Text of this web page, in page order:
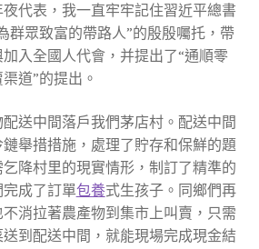
代表，我一直牢牢記住習近平總書
群眾致富的帶路人”的殷殷囑托，帶
入全國人代會，并提出了“通順零
道”的提出。
送中間落戶我們茅店村。配送中間
舉措措施，處理了貯存和保鮮的題
降村里的現實情形，制訂了精準的
成了訂單包養式生孩子。同鄉們再
消拉著農產物到集市上叫賣，只需
到配送中間，就能現場完成現金結